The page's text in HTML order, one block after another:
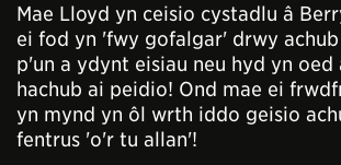
Mae Lloyd yn ceisio cystadlu â
ei fod yn 'fwy gofalgar' drwy
p'un a ydynt eisiau neu hyd yn oed
hachub ai peidio! Ond mae ei
yn mynd yn ôl wrth iddo geisio
fentrus 'o'r tu allan'!